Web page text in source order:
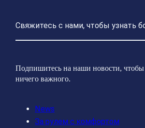
Свяжитесь с нами, чтобы узнать
Подпишитесь на наши новости, чтобы
ничего важного.
News
За рулем с комфортом